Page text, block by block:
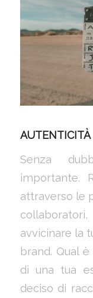
AUTENTICITÀ
Senza
importante.
attraverso le
avvicinare la
brand. Qual
di una tua
deciso di